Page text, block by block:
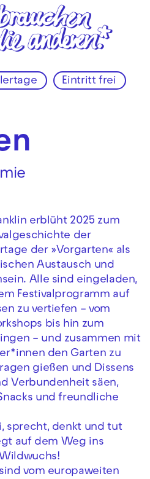
Zum Footer springen
Eintritt frei
erblüht 2025 zum
der
der »Vorgarten« als
Austausch und
Alle sind eingeladen,
Festivalprogramm auf
zu vertiefen – vom
bis hin zum
– und zusammen mit
den Garten zu
gießen und Dissens
Verbundenheit säen,
und freundliche
sprecht, denkt und tut
auf dem Weg ins
vom europaweiten